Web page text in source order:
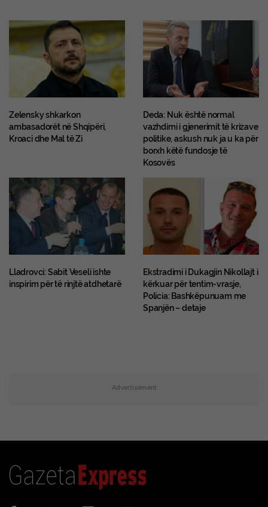
Zelensky shkarkon
ambasadorët në Shqipëri,
Kroaci dhe Mal të Zi
Deda: Nuk është normal
vazhdimi i gjenerimit të krizave
politike, askush nuk ja u ka për
borxh këtë fundosje të
Kosovës
Lladrovci: Sabit Veseli ishte
inspirim për të rinjtë atdhetarë
Ekstradimi i Dukagjin Nikollajt i
kërkuar për tentim-vrasje,
Policia: Bashkëpunuam me
Spanjën – detaje
Advertisement